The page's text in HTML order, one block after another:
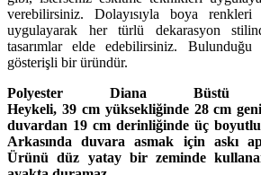
verebilirsiniz. Dolayısıyla boya
uygulayarak her türlü dekarasyon
tasarımlar elde edebilirsiniz. Bulunduğu
gösterişli bir üründür.
Polyester Diana
Heykeli, 39 cm yüksekliğinde 28 cm
duvardan 19 cm derinliğinde üç
Arkasında duvara asmak için askı
Ürünü düz yatay bir zeminde